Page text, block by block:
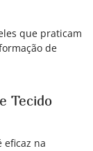
que praticam
de
Tecido
eficaz na